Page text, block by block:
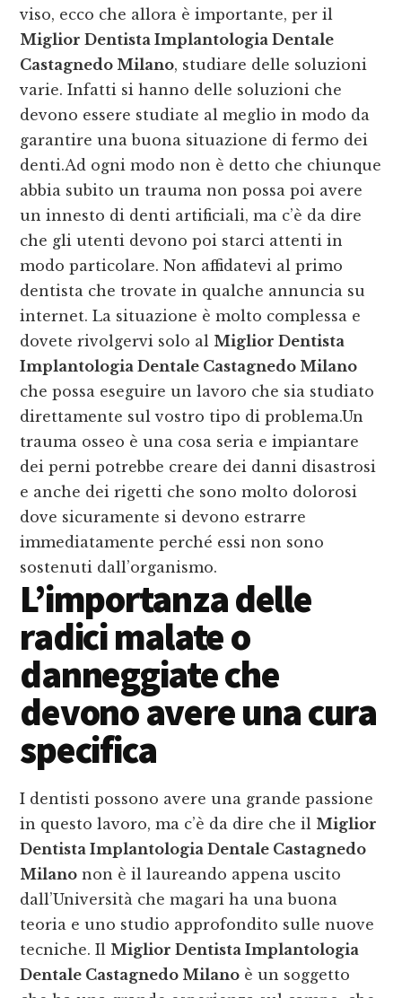
viso, ecco che allora è importante, per il
Miglior Dentista Implantologia Dentale
Castagnedo Milano, studiare delle soluzioni
varie. Infatti si hanno delle soluzioni che
devono essere studiate al meglio in modo da
garantire una buona situazione di fermo dei
denti.Ad ogni modo non è detto che chiunque
abbia subito un trauma non possa poi avere
un innesto di denti artificiali, ma c’è da dire
che gli utenti devono poi starci attenti in
modo particolare. Non affidatevi al primo
dentista che trovate in qualche annuncia su
internet. La situazione è molto complessa e
dovete rivolgervi solo al Miglior Dentista
Implantologia Dentale Castagnedo Milano
che possa eseguire un lavoro che sia studiato
direttamente sul vostro tipo di problema.Un
trauma osseo è una cosa seria e impiantare
dei perni potrebbe creare dei danni disastrosi
e anche dei rigetti che sono molto dolorosi
dove sicuramente si devono estrarre
immediatamente perché essi non sono
sostenuti dall’organismo.
L’importanza delle
radici malate o
danneggiate che
devono avere una cura
specifica
I dentisti possono avere una grande passione
in questo lavoro, ma c’è da dire che il Miglior
Dentista Implantologia Dentale Castagnedo
Milano non è il laureando appena uscito
dall’Università che magari ha una buona
teoria e uno studio approfondito sulle nuove
tecniche. Il Miglior Dentista Implantologia
Dentale Castagnedo Milano è un soggetto